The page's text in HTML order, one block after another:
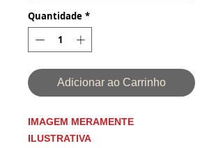
Quantidade *
Adicionar ao Carrinho
IMAGEM MERAMENTE
ILUSTRATIVA